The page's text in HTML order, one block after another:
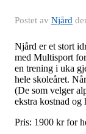
Postet av Njård
Njård er et stort
med Multisport
en trening i uka
hele skoleåret.
(De som velger
ekstra kostnad og
Pris: 1900 kr for